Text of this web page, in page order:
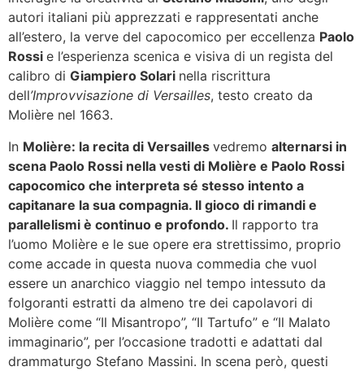
autori italiani più apprezzati e rappresentati anche
all’estero, la verve del capocomico per eccellenza Paolo
Rossi e l’esperienza scenica e visiva di un regista del
calibro di Giampiero Solari nella riscrittura
dell’Improvvisazione di Versailles, testo creato da
Molière nel 1663.
In Molière: la recita di Versailles vedremo alternarsi in
scena Paolo Rossi nella vesti di Molière e Paolo Rossi
capocomico che interpreta sé stesso intento a
capitanare la sua compagnia. Il gioco di rimandi e
parallelismi è continuo e profondo. Il rapporto tra
l’uomo Molière e le sue opere era strettissimo, proprio
come accade in questa nuova commedia che vuol
essere un anarchico viaggio nel tempo intessuto da
folgoranti estratti da almeno tre dei capolavori di
Molière come “Il Misantropo”, “Il Tartufo” e “Il Malato
immaginario”, per l’occasione tradotti e adattati dal
drammaturgo Stefano Massini. In scena però, questi